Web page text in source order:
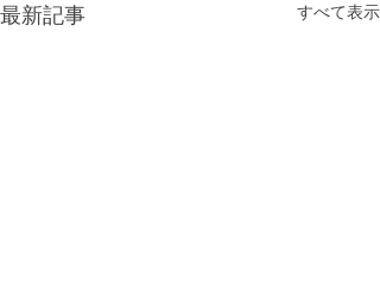
最新記事 すべて表示